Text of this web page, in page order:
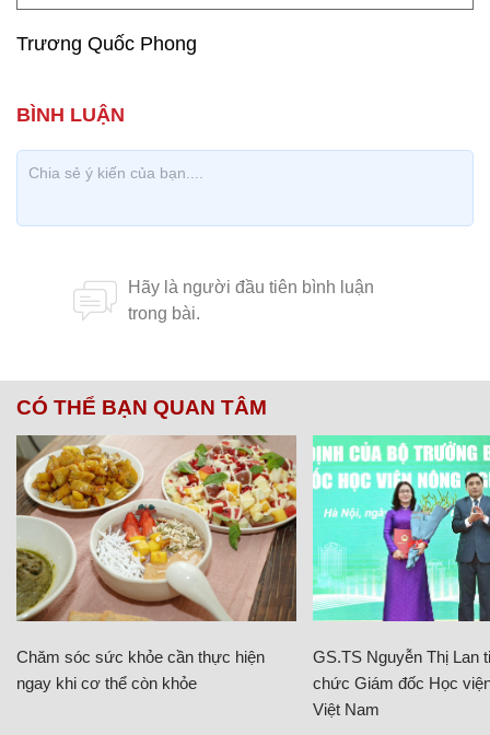
Trương Quốc Phong
CÓ THỂ BẠN QUAN TÂM
Chăm sóc sức khỏe cần thực hiện
ngay khi cơ thể còn khỏe
GS.TS Nguyễn Thị Lan
chức Giám đốc Học
Việt Nam